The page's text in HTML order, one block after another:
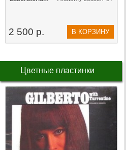
2 500 р. В КОРЗИНУ
Цветные пластинки